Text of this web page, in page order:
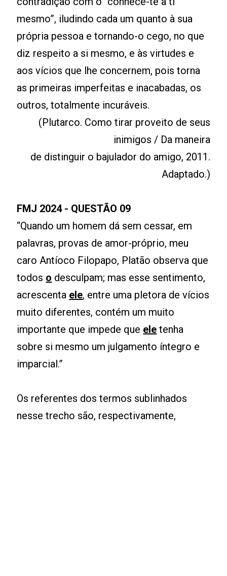
mesmo”, iludindo cada um quanto à sua
própria pessoa e tornando-o cego, no que
diz respeito a si mesmo, e às virtudes e
aos vícios que lhe concernem, pois torna
as primeiras imperfeitas e inacabadas, os
outros, totalmente incuráveis.
(Plutarco. Como tirar proveito de seus
inimigos / Da maneira
de distinguir o bajulador do amigo, 2011.
Adaptado.)
FMJ 2024 - QUESTÃO 09
“Quando um homem dá sem cessar, em
palavras, provas de amor-próprio, meu
caro Antíoco Filopapo, Platão observa que
todos o desculpam; mas esse sentimento,
acrescenta ele, entre uma pletora de vícios
muito diferentes, contém um muito
importante que impede que ele tenha
sobre si mesmo um julgamento íntegro e
imparcial.”
Os referentes dos termos sublinhados
nesse trecho são, respectivamente,